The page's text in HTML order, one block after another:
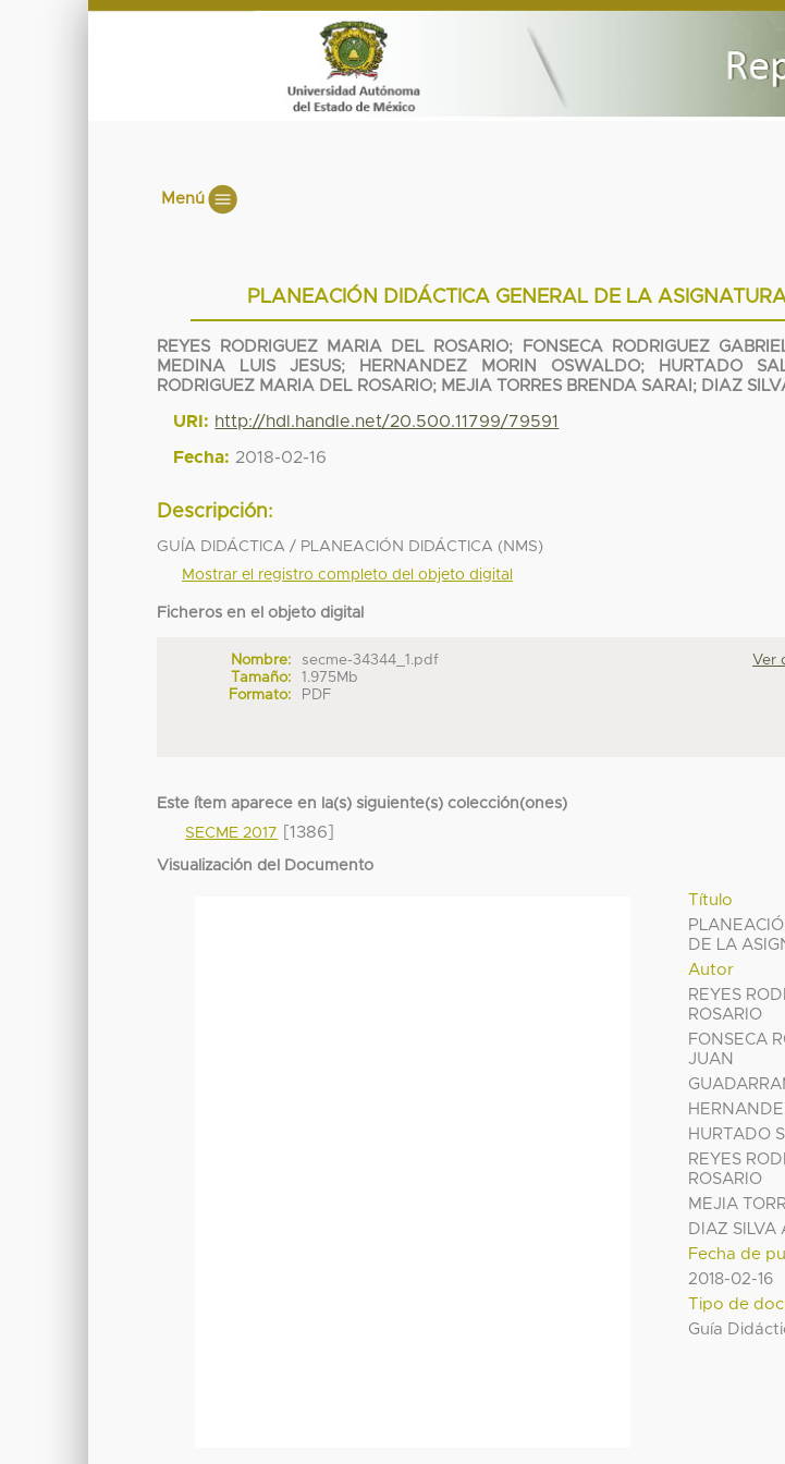
Menú
PLANEACIÓN DIDÁCTICA GENERAL DE LA
REYES RODRIGUEZ MARIA DEL ROSARIO; FONSECA RODRIGUEZ
MEDINA LUIS JESUS; HERNANDEZ MORIN OSWALDO; HURTADO
RODRIGUEZ MARIA DEL ROSARIO; MEJIA TORRES BRENDA SARAI ; DIAZ
URI: http://hdl.handle.net/20.500.11799/79591
Fecha: 2018-02-16
Descripción:
GUÍA DIDÁCTICA / PLANEACIÓN DIDÁCTICA (NMS)
Mostrar el registro completo del objeto digital
Ficheros en el objeto digital
Nombre:
secme-34344_1.pdf
Tamaño:
1.975Mb
Formato:
PDF
Ver
Este ítem aparece en la(s) siguiente(s) colección(ones)
SECME 2017
[1386]
Visualización del Documento
Título
DE LA
Autor
REYES
ROSARIO
FONSECA
JUAN
HURTADO
REYES
ROSARIO
MEJIA
DIAZ SILVA
Fecha de
2018-02-16
Tipo de
Guía